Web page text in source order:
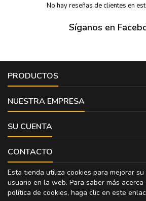
No hay reseñas de clientes en
Síganos en
PRODUCTOS
NUESTRA EMPRESA
SU CUENTA
CONTACTO
Esta tienda utiliza cookies para mejorar
usuario en la web. Para saber más acerca
política de cookies, haga clic en este